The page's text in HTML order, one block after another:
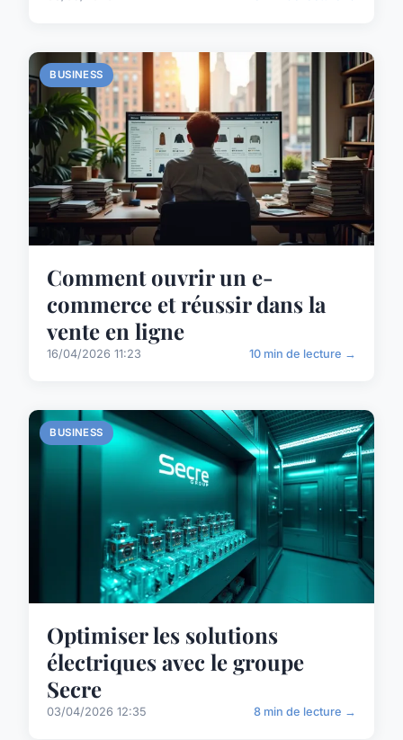
BUSINESS
Comment ouvrir un e-
commerce et réussir dans la
vente en ligne
16/04/2026 11:23 10 min de lecture →
BUSINESS
Optimiser les solutions
électriques avec le groupe
Secre
03/04/2026 12:35 8 min de lecture →